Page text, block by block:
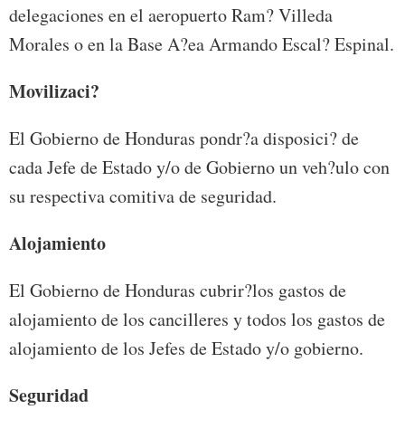
delegaciones en el aeropuerto Ram? Villeda
Morales o en la Base A?ea Armando Escal? Espinal.
Movilizaci?
El Gobierno de Honduras pondr?a disposici? de
cada Jefe de Estado y/o de Gobierno un veh?ulo con
su respectiva comitiva de seguridad.
Alojamiento
El Gobierno de Honduras cubrir?los gastos de
alojamiento de los cancilleres y todos los gastos de
alojamiento de los Jefes de Estado y/o gobierno.
Seguridad